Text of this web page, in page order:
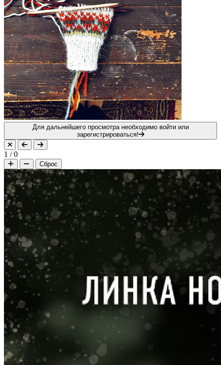
Для дальнейшего просмотра необходимо войти или
зарегистрироваться!
1 /0
Сброс